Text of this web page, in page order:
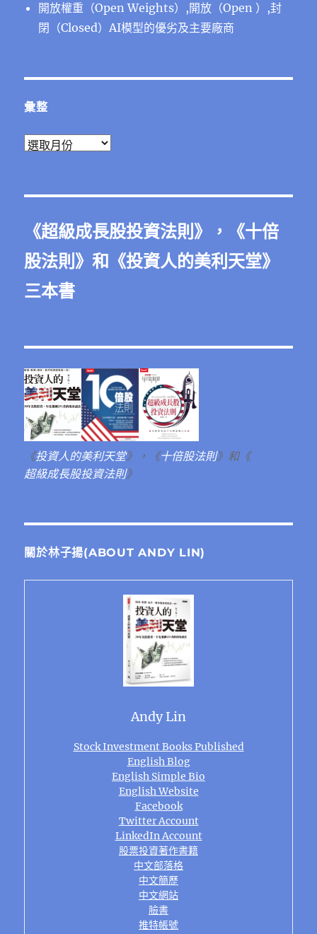
開放權重（Open Weights）,開放（Open ）,封
閉（Closed）AI模型的優劣及主要廠商
彙整
彙
《超級成長股投資法則 》，《十倍
股法則 》和《投資人的美利天堂》
三本書
《投資人的美利天堂》，《十倍股法則》和《
超級成長股投資法則》
關於林子揚(ABOUT ANDY LIN)
Andy Lin
Stock Investment Books Published
English Blog
English Simple Bio
English Website
Facebook
Twitter Account
LinkedIn Account
股票投資著作書籍
中文部落格
中文簡歷
中文網站
臉書
推特帳號